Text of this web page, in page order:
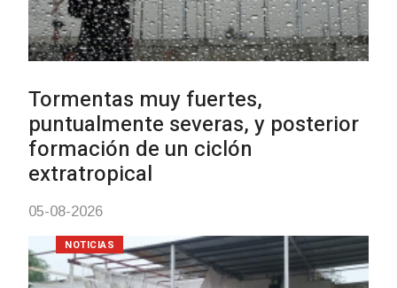
Clases de Muai Thai en
Charrúa
03-08-2026